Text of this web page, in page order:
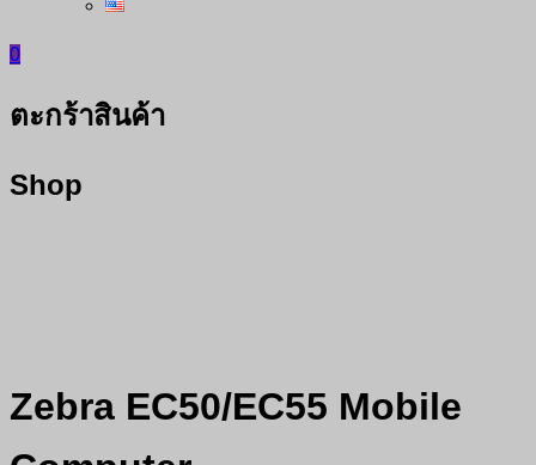
0
ตะกร้าสินค้า
Shop
Zebra EC50/EC55 Mobile